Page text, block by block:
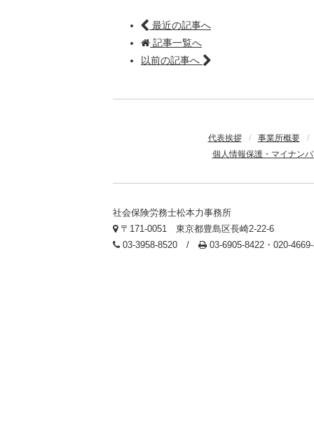
最近の記事へ
記事一覧へ
以前の記事へ
代表挨拶 / 事業所概要
/
個人情報保護・マイナン
社会保険労務士松本力事務所
〒171-0051 東京都豊島区長崎2-22-6
03-3958-8520 /
03-6905-8422・020-